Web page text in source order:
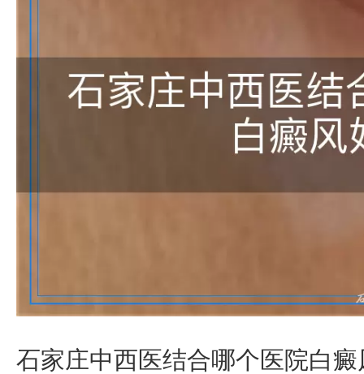
石家庄中西医结合哪个医院白癜